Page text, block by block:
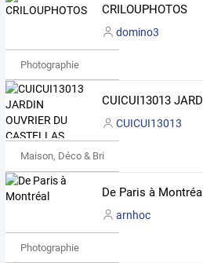
CRILOUPHOTOS
domino3
Photographie
CUICUI13013
Maison, Déco & Bricolage
De Paris à Montréal
arnhoc
Photographie